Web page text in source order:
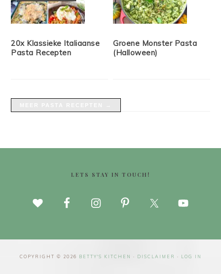
20x Klassieke Italiaanse
Pasta Recepten
Groene Monster Pasta
(Halloween)
LETS STAY IN TOUCH!
COPYRIGHT © 2026 BETTY'S KITCHEN · DISCLAIMER · LOG IN